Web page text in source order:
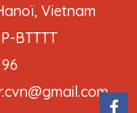
Vietnam
BTTTT